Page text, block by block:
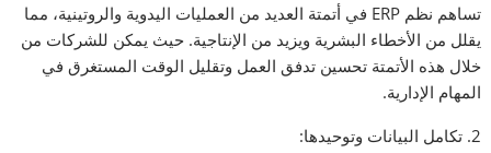
تساهم نظم ERP في أتمتة العديد من العمليات اليدوية والروتينية، مما
يقلل من الأخطاء البشرية ويزيد من الإنتاجية. حيث يمكن للشركات من
خلال هذه الأتمتة تحسين تدفق العمل وتقليل الوقت المستغرق في
المهام الإدارية.
2. تكامل البيانات وتوحيدها: